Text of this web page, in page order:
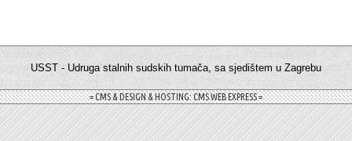
USST - Udruga stalnih sudskih tumača, sa sjedištem u Zagrebu
= CMS & DESIGN & HOSTING: CMS WEB EXPRESS =